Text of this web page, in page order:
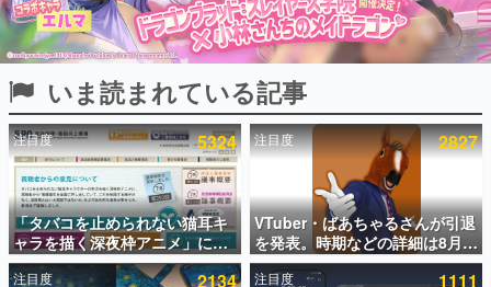
連載・特集一覧
殿堂入り記事
SNS拡散数が数千以上！ ページビュー数万以上！ などな
ど。多くの人々に読まれた、電ファミ渾身の“殿堂入り”記
事をまとめました。
ゲームの企画書
名作ゲームクリエイターの方々に製作時のエピソードをお
聞きし、ヒットする企画（ゲーム）とは何か？を探ってい
きます。
赫本
この物語を解いてはいけない。『赫本』は、〈試験問題〉
いま読まれている記事
注目度 5324
「タバコを止められない猫耳キ
ャラを描く深夜枠アニメ」に視
聴者の一部から批判意見。違法
薬物の使用と思しき描写も含め
注目度 2827
VTuber・ばあちゃるさんが引退
を発表。時期などの詳細は8月9
日15時からの配信で説明
注目度 2134 注目度 1111